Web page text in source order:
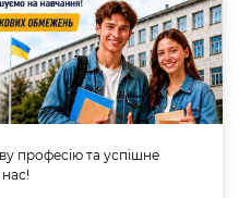
професію та успішне